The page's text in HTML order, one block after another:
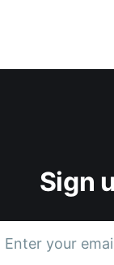
Sign
Enter your